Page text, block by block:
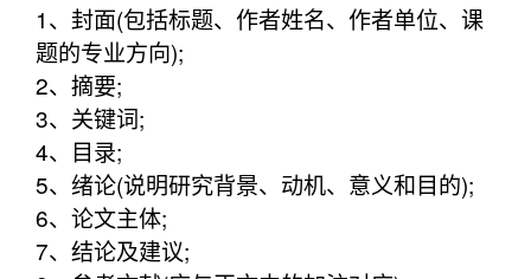
1、封面(包括标题、作者姓名、作者单位、课
题的专业方向);
2、摘要;
3、关键词;
4、目录;
5、绪论(说明研究背景、动机、意义和目的);
6、论文主体;
7、结论及建议;